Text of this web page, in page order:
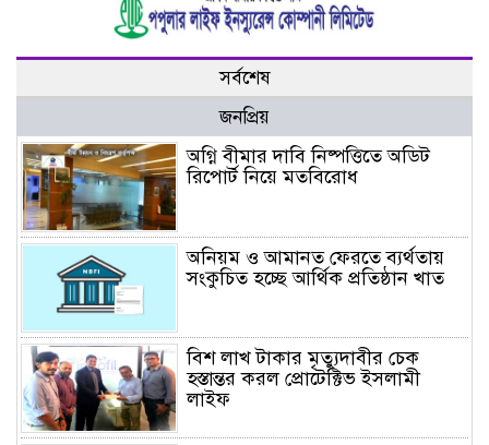
সর্বশেষ
জনপ্রিয়
অগ্নি বীমার দাবি নিষ্পত্তিতে অডিট
রিপোর্ট নিয়ে মতবিরোধ
অনিয়ম ও আমানত ফেরতে ব্যর্থতায়
সংকুচিত হচ্ছে আর্থিক প্রতিষ্ঠান খাত
বিশ লাখ টাকার মৃত্যুদাবীর চেক
হস্তান্তর করল প্রোটেক্টিভ ইসলামী
লাইফ